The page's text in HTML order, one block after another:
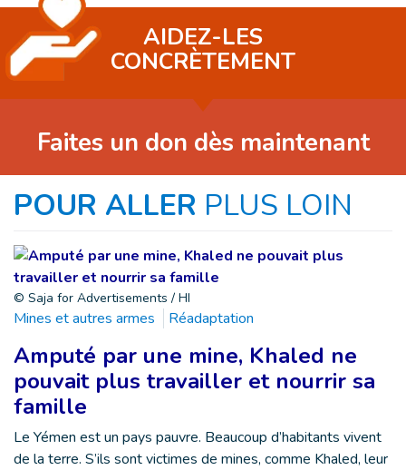
AIDEZ-LES
CONCRÈTEMENT
Faites un don dès maintenant
POUR ALLER PLUS LOIN
© Saja for Advertisements / HI
Mines et autres armes Réadaptation
Amputé par une mine, Khaled ne
pouvait plus travailler et nourrir sa
famille
Le Yémen est un pays pauvre. Beaucoup d’habitants vivent
de la terre. S’ils sont victimes de mines, comme Khaled, leur